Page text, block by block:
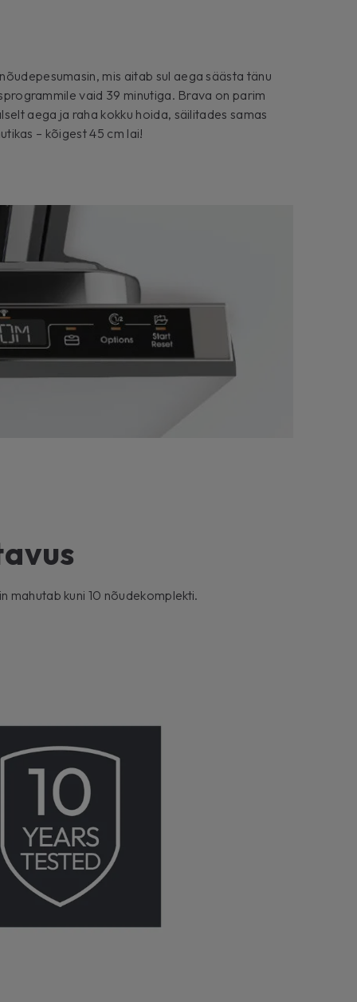
mis aitab sul aega säästa tänu
vaid 39 minutiga. Brava on parim
aega ja raha kokku hoida, säilitades samas
– kõigest 45 cm lai!
mahutab kuni 10 nõudekomplekti.